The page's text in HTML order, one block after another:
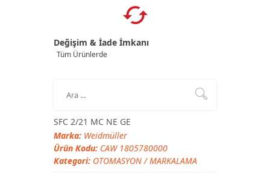
Değişim & İade İmkanı
Tüm Ürünlerde
SFC 2/21 MC NE GE
Marka: Weidmüller
Ürün Kodu: CAW 1805780000
Kategori: OTOMASYON/MARKALAMA